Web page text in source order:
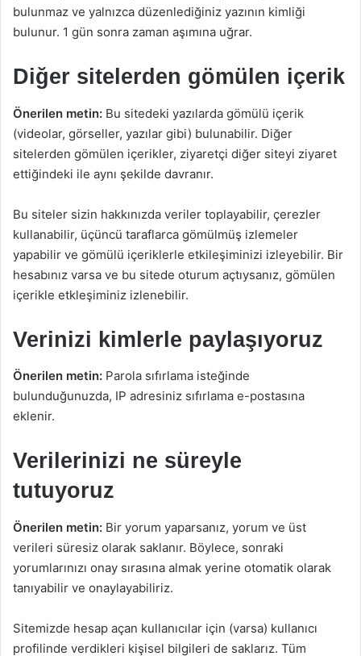
bulunmaz ve yalnızca düzenlediğiniz yazının kimliği
bulunur. 1 gün sonra zaman aşımına uğrar.
Diğer sitelerden gömülen içerik
Önerilen metin: Bu sitedeki yazılarda gömülü içerik
(videolar, görseller, yazılar gibi) bulunabilir. Diğer
sitelerden gömülen içerikler, ziyaretçi diğer siteyi ziyaret
ettiğindeki ile aynı şekilde davranır.
Bu siteler sizin hakkınızda veriler toplayabilir, çerezler
kullanabilir, üçüncü taraflarca gömülmüş izlemeler
yapabilir ve gömülü içeriklerle etkileşiminizi izleyebilir. Bir
hesabınız varsa ve bu sitede oturum açtıysanız, gömülen
içerikle etkleşiminiz izlenebilir.
Verinizi kimlerle paylaşıyoruz
Önerilen metin: Parola sıfırlama isteğinde
bulunduğunuzda, IP adresiniz sıfırlama e-postasına
eklenir.
Verilerinizi ne süreyle
tutuyoruz
Önerilen metin: Bir yorum yaparsanız, yorum ve üst
verileri süresiz olarak saklanır. Böylece, sonraki
yorumlarınızı onay sırasına almak yerine otomatik olarak
tanıyabilir ve onaylayabiliriz.
Sitemizde hesap açan kullanıcılar için (varsa) kullanıcı
profilinde verdikleri kişisel bilgileri de saklarız. Tüm